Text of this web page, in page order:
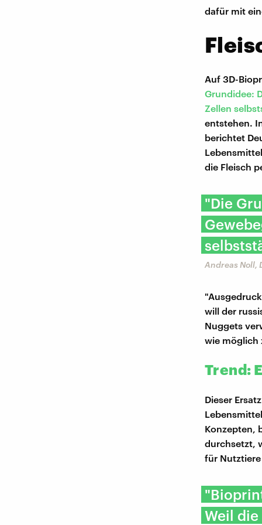
dafür mit
Auf 3D-
Grundidee:
Zellen
entstehen.
berichtet
die Fleisch
"Die
Andreas Noll,
will der
Nuggets
wie möglich
Trend:
Dieser
Konzepten,
durchsetzt,
für
Weil